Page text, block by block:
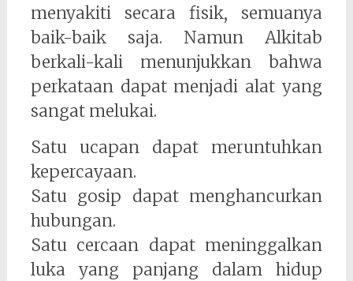
menyakiti secara fisik, semuanya
baik-baik saja. Namun Alkitab
berkali-kali menunjukkan bahwa
perkataan dapat menjadi alat yang
sangat melukai.
Satu ucapan dapat meruntuhkan
kepercayaan.
Satu gosip dapat menghancurkan
hubungan.
Satu cercaan dapat meninggalkan
luka yang panjang dalam hidup